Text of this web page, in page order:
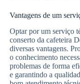
Vantagens de um
Optar por um serviço
conserto da cafeteira
diversas vantagens.
o conhecimento
problemas de forma
e garantindo a